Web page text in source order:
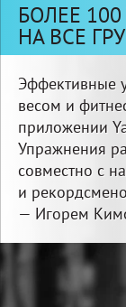
БОЛЕЕ
НА ВСЕ
Эффективные
весом и
приложении
Упражнения
совместно с
и
— Игорем